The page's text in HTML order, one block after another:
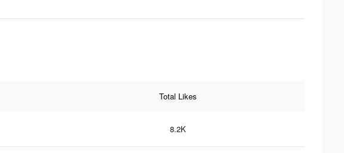
Total Likes
8.2K